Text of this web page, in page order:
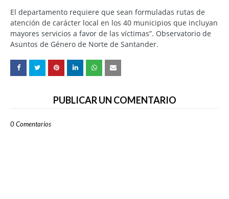
El departamento requiere que sean formuladas rutas de
atención de carácter local en los 40 municipios que incluyan
mayores servicios a favor de las víctimas”. Observatorio de
Asuntos de Género de Norte de Santander.
PUBLICAR UN COMENTARIO
0 Comentarios